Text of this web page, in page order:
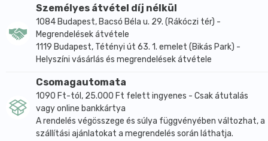
Személyes átvétel díj nélkül
1084 Budapest, Bacsó Béla u. 29. (Rákóczi tér) -
Megrendelések átvétele
1119 Budapest, Tétényi út 63. 1. emelet (Bikás Park) -
Helyszíni vásárlás és megrendelések átvétele
Csomagautomata
1090 Ft-tól, 25.000 Ft felett ingyenes - Csak átutalás
vagy online bankkártya
A rendelés végösszege és súlya függvényében változhat, a
szállítási ajánlatokat a megrendelés során láthatja.